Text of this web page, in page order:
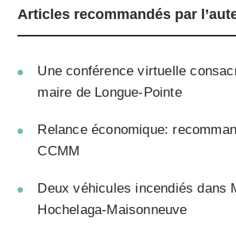
Articles recommandés par
Une conférence virtuelle
maire de Longue-Pointe
Relance économique:
CCMM
Deux véhicules incendiés dans
Hochelaga-Maisonneuve